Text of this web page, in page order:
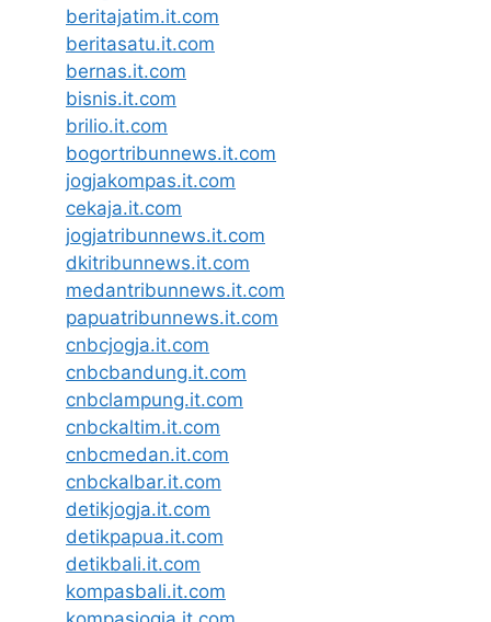
beritajatim.it.com
beritasatu.it.com
bernas.it.com
bisnis.it.com
brilio.it.com
bogortribunnews.it.com
jogjakompas.it.com
cekaja.it.com
jogjatribunnews.it.com
dkitribunnews.it.com
medantribunnews.it.com
papuatribunnews.it.com
cnbcjogja.it.com
cnbcbandung.it.com
cnbclampung.it.com
cnbckaltim.it.com
cnbcmedan.it.com
cnbckalbar.it.com
detikjogja.it.com
detikpapua.it.com
detikbali.it.com
kompasbali.it.com